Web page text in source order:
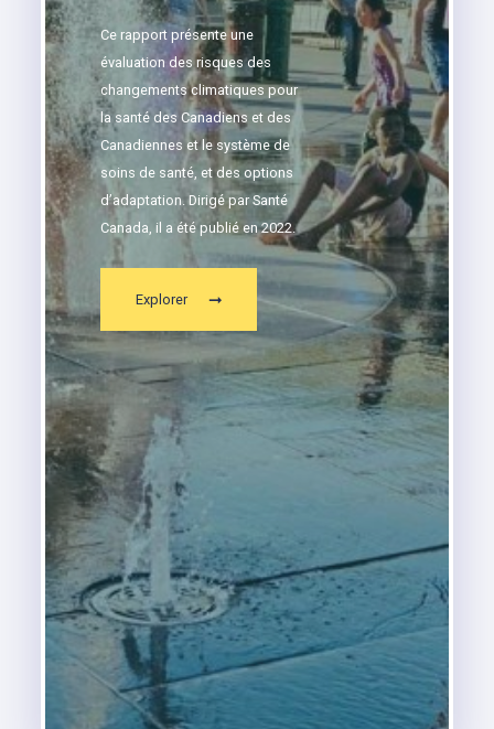
Ce rapport présente une
évaluation des risques des
changements climatiques pour
la santé des Canadiens et des
Canadiennes et le système de
soins de santé, et des options
d’adaptation. Dirigé par Santé
Canada, il a été publié en 2022.
Explorer